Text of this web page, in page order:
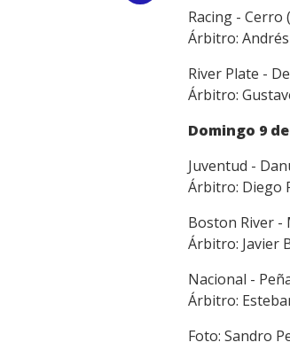
LinkRacing - Cerro
Árbitro:
River Plate -
Árbitro:
Domingo 9
Juventud -
Árbitro: Diego
Boston River -
Árbitro: Javier
Nacional -
Árbitro:
Foto: Sandro